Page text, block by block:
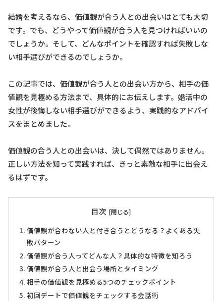
結婚を考えるなら、価値観が合う人との出会いはとても大切
です。でも、どうやって価値観が合う人を見つければいいの
でしょうか。そして、どんなポイントを確認すれば失敗しな
い相手選びができるのでしょうか。
この記事では、価値観が合う人との出会い方から、相手の価
値観を見極める方法まで、具体的にお伝えします。婚活中の
女性が後悔しない相手選びができるよう、実践的なアドバイ
スをまとめました。
価値観の合う人との出会いは、決して偶然ではありません。
正しい方法を知って実践すれば、きっと素敵な相手に出会え
るはずです。
目次
価値観が合わない人と付き合うとどうなる？よくある失
敗パターン
価値観が合う人ってどんな人？具体的な特徴を知ろう
価値観が合う人と出会う場所とタイミング
相手の価値観を見極める5つのチェックポイント
初回デートで価値観をチェックする会話術